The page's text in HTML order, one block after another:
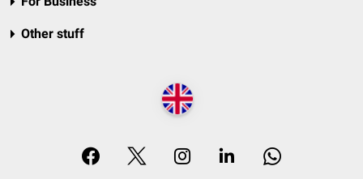
Other stuff